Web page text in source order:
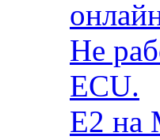
Не
ECU.
E2 на